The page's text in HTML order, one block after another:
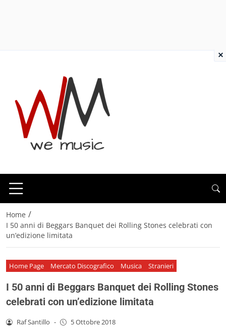
Home /
I 50 anni di Beggars Banquet dei Rolling Stones celebrati con
un’edizione limitata
Home Page Mercato Discografico Musica Stranieri
I 50 anni di Beggars Banquet dei Rolling Stones
celebrati con un’edizione limitata
Raf Santillo - 5 Ottobre 2018
×